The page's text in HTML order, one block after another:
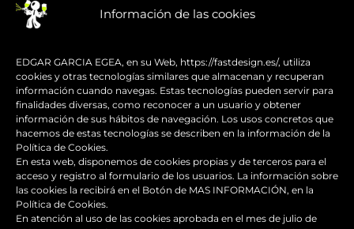
Información de las cookies
EDGAR GARCIA EGEA, en su Web, https://fastdesign.es/, utiliza
cookies y otras tecnologías similares que almacenan y recuperan
información cuando navegas. Estas tecnologías pueden servir para
finalidades diversas, como reconocer a un usuario y obtener
información de sus hábitos de navegación. Los usos concretos que
hacemos de estas tecnologías se describen en la información de la
Política de Cookies.
En esta web, disponemos de cookies propias y de terceros para el
acceso y registro al formulario de los usuarios. La información sobre
las cookies la recibirá en el Botón de MAS INFORMACIÓN, en la
Política de Cookies.
En atención al uso de las cookies aprobada en el mes de julio de
FAST DESIGN